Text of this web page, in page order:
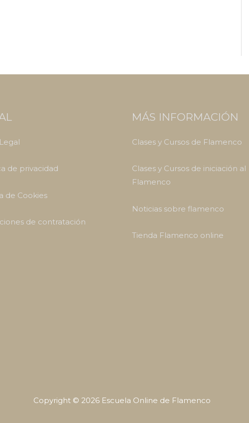
de privacidad
de Cookies
de contratación
MÁS INFORMACIÓN
Clases y Cursos de Flamenco
Clases y Cursos de iniciación al
Flamenco
Noticias sobre flamenco
Tienda Flamenco online
Copyright © 2026 Escuela Online de Flamenco